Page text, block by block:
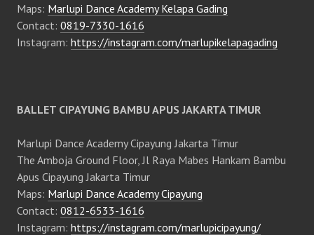
Maps: Marlupi Dance Academy Kelapa Gading
Contact: 0819-7330-1616
Instagram: https://instagram.com/marlupikelapagading
BALLET CIPAYUNG BAMBU APUS JAKARTA TIMUR
Marlupi Dance Academy Cipayung Jakarta Timur
The Amboja Ground Floor, Jl Raya Mabes Hankam Bambu
Apus Cipayung Jakarta Timur
Maps: Marlupi Dance Academy Cipayung
Contact: 0812-6533-1616
Instagram: https://instagram.com/marlupicipayung/